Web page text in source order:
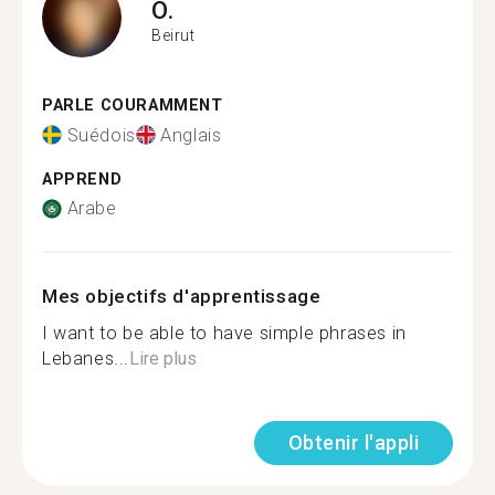
O.
Beirut
PARLE COURAMMENT
Suédois Anglais
APPREND
Arabe
Mes objectifs d'apprentissage
I want to be able to have simple phrases in
Lebanes...Lire plus
Obtenir l'appli